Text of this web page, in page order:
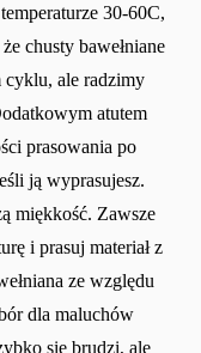
30-60C,
chusty bawełniane
cyklu, ale radzimy
atutem
prasowania po
ją wyprasujesz.
miękkość. Zawsze
i prasuj materiał z
ze względu
dla maluchów
się brudzi, ale